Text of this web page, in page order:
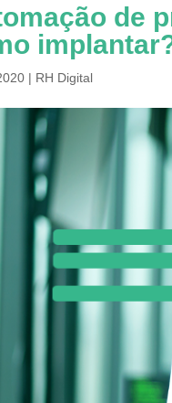
de
| RH Digital